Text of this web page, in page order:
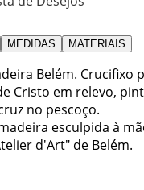
MEDIDAS MATERIAIS
Belém. Crucifixo
Cristo em relevo,
no pescoço.
esculpida à
d'Art" de Belém.